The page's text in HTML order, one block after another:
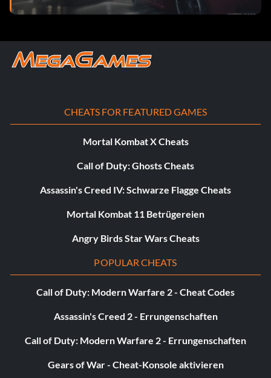
CHEATS FOR FEATURED GAMES
Mortal Kombat X Cheats
Call of Duty: Ghosts Cheats
Assassin's Creed IV: Schwarze Flagge Cheats
Mortal Kombat 11 Betrügereien
Angry Birds Star Wars Cheats
POPULAR CHEATS
Call of Duty: Modern Warfare 2 - Cheat Codes
Assassin's Creed 2 - Errungenschaften
Call of Duty: Modern Warfare 2 - Errungenschaften
Gears of War - Cheat-Konsole aktivieren